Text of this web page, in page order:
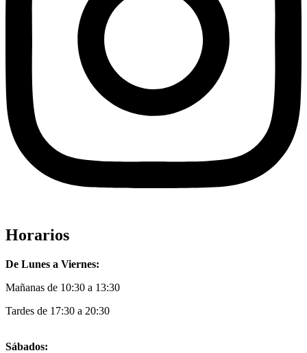
Horarios
De Lunes a Viernes:
Mañanas de 10:30 a 13:30
Tardes de 17:30 a 20:30
Sábados: